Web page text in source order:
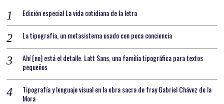
Edición especial La vida cotidiana de la letra
La tipografía, un metasistema usado con poca conciencia
Ahí [no] está el detalle. Latt Sans, una familia tipográfica para textos
pequeños
Tipografía y lenguaje visual en la obra sacra de fray Gabriel Chávez de la
Mora